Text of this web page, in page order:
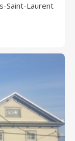
Saint-Laurent